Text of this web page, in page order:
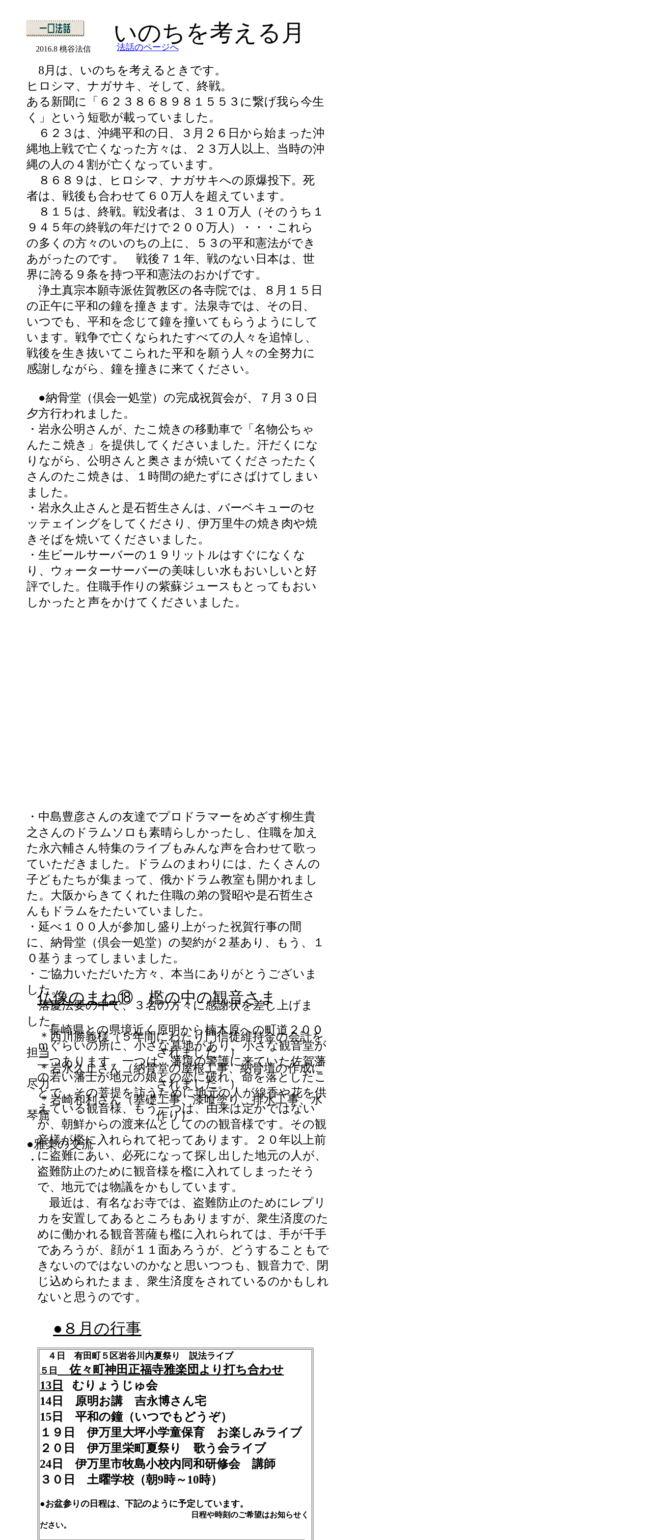
8月は、いのちを考えるときです。
ヒロシマ、ナガサキ、そして、終戦。
ある新聞に「６２３８６８９８１５５３に繋げ我ら今生
く」という短歌が載っていました。
６２３は、沖縄平和の日、３月２６日から始まった沖
縄地上戦で亡くなった方々は、２３万人以上、当時の沖
縄の人の４割が亡くなっています。
８６８９は、ヒロシマ、ナガサキへの原爆投下。死
者は、戦後も合わせて６０万人を超えています。
８１５は、終戦。戦没者は、３１０万人（そのうち１
９４５年の終戦の年だけで２００万人）・・・これら
の多くの方々のいのちの上に、５３の平和憲法ができ
あがったのです。 戦後７１年、戦のない日本は、世
界に誇る９条を持つ平和憲法のおかげです。
浄土真宗本願寺派佐賀教区の各寺院では、８月１５日
の正午に平和の鐘を撞きます。法泉寺では、その日、
いつでも、平和を念じて鐘を撞いてもらうようにして
います。戦争で亡くなられたすべての人々を追悼し、
戦後を生き抜いてこられた平和を願う人々の全努力に
感謝しながら、鐘を撞きに来てください。
●納骨堂（倶会一処堂）の完成祝賀会が、７月３０日
夕方行われました。
・岩永公明さんが、たこ焼きの移動車で「名物公ちゃ
んたこ焼き」を提供してくださいました。汗だくにな
りながら、公明さんと奥さまが焼いてくださったたく
さんのたこ焼きは、１時間の絶たずにさばけてしまい
ました。
・岩永久止さんと是石哲生さんは、バーベキューのセ
ッテェイングをしてくださり、伊万里牛の焼き肉や焼
きそばを焼いてくださいました。
・生ビールサーバーの１９リットルはすぐになくな
り、ウォーターサーバーの美味しい水もおいしいと好
評でした。住職手作りの紫蘇ジュースもとってもおい
しかったと声をかけてくださいました。
・中島豊彦さんの友達でプロドラマーをめざす柳生貴
之さんのドラムソロも素晴らしかったし、住職を加え
た永六輔さん特集のライブもみんな声を合わせて歌っ
ていただきました。ドラムのまわりには、たくさんの
子どもたちが集まって、俄かドラム教室も開かれまし
た。大阪からきてくれた住職の弟の賢昭や是石哲生さ
んもドラムをたたいていました。
・延べ１００人が参加し盛り上がった祝賀行事の間
に、納骨堂（倶会一処堂）の契約が２基あり、もう、１
０基うまってしまいました。
・ご協力いただいた方々、本当にありがとうございま
した。
落慶法要の中で、３名の方々に感謝状を差し上げま
した。
＊西川勝義様（５年間にわたり門信徒維持金の会計を
担当 されました。）
＊岩永久止さん（納骨堂の屋根工事、納骨壇の作成に
尽力 されました。）
＊岩崎和利さん（基礎工事、漆喰塗り、排水工事、水
琴窟 作り）
●雅楽の交流
・
2016.8 桃谷法信 法話のページへ
仏像のまね⑱ 檻の中の観音さま
長崎県との県境近く原明から楠木原への町道２００
ｍぐらいの所に、小さな墓地があり、小さな観音堂が
二つあります。一つは、藩境の警護に来ていた佐賀藩
の若い藩士が地元の娘との恋に破れ、命を落としたこ
とで、その菩提を訪うために地元の人が線香や花を供
えている観音様、もう一つは、由来は定かではない
が、朝鮮からの渡来仏としてのの観音様です。その観
音様が檻に入れられて祀ってあります。２０年以上前
に盗難にあい、必死になって探し出した地元の人が、
盗難防止のために観音様を檻に入れてしまったそう
で、地元では物議をかもしています。
最近は、有名なお寺では、盗難防止のためにレプリ
カを安置してあるところもありますが、衆生済度のた
めに働かれる観音菩薩も檻に入れられては、手が千手
であろうが、顔が１１面あろうが、どうすることもで
きないのではないのかなと思いつつも、観音力で、閉
じ込められたまま、衆生済度をされているのかもしれ
ないと思うのです。
●８月の行事
４日 有田町５区岩谷川内夏祭り 説法ライブ
５日
佐々町神田正福寺雅楽団より打ち合わせ
13日
むりょうじゅ会
14日 原明お講 吉永博さん宅
15日 平和の鐘（いつでもどうぞ）
１９日 伊万里大坪小学童保育 お楽しみライブ
２０日 伊万里栄町夏祭り 歌う会ライブ
24日 伊万里市牧島小校内同和研修会 講師
３０日 土曜学校（朝9時～10時）
●お盆参りの日程は、下記のように予定しています。
日程や時刻のご希望はお知らせく
ださい。
いのちを考える月